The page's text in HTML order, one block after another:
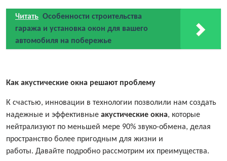
Читать Особенности строительства
гаража и установка окон для вашего
автомобиля на побережье
Как акустические окна решают проблему
К счастью, инновации в технологии позволили нам создать
надежные и эффективные акустические окна, которые
нейтрализуют по меньшей мере 90% звуко-обмена, делая
пространство более пригодным для жизни и
работы. Давайте подробно рассмотрим их преимущества.